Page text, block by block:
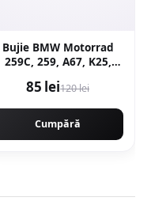
Bujie BMW Motorrad
259C, 259, A67, K25,
R21, R22, R28
85 lei120 lei
Cumpără